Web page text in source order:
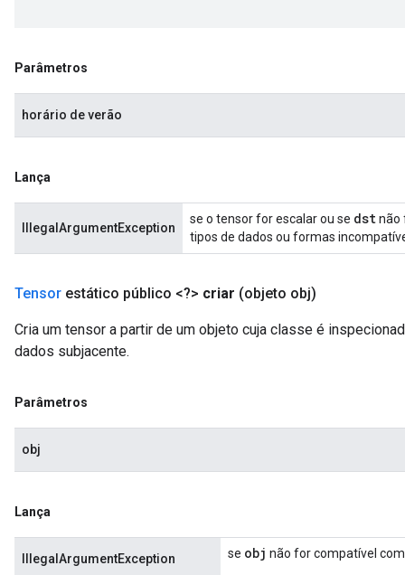
Parâmetros
horário de verão
Lança
IllegalArgumentException
se o tensor for escalar ou se dstnão
tipos de dados ou formas
Tensor estático público <?> criar (objeto obj)
Cria um tensor a partir de um objeto cuja classe é
dados subjacente.
Parâmetros
obj
Lança
IllegalArgumentException se obj não for compatível